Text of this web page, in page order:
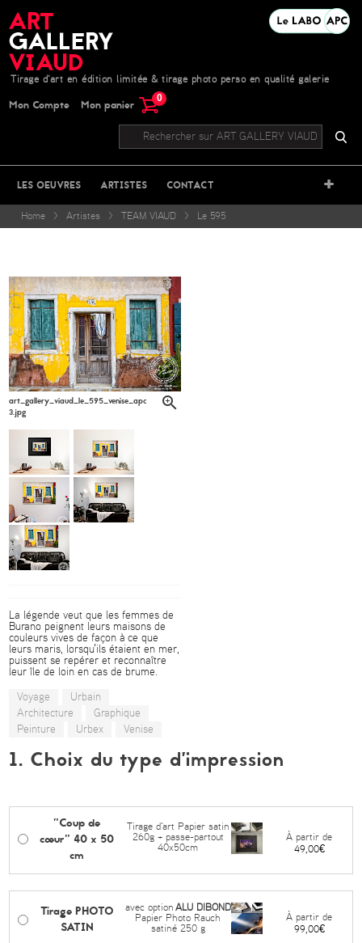
Tirage d'art en édition limitée & tirage photo perso en qualité galerie
Mon Compte Mon panier 0
LES OEUVRES ARTISTES CONTACT +
Home > Artistes > TEAM VIAUD > Le 595
art_gallery_viaud_le_595_venise_apc_viaud6-
3.jpg
La légende veut que les femmes de
Burano peignent leurs maisons de
couleurs vives de façon à ce que
leurs maris, lorsqu'ils étaient en mer,
puissent se repérer et reconnaître
leur île de loin en cas de brume.
Voyage
Urbain
Architecture
Graphique
Peinture
Urbex Venise
1. Choix du type d’impression
"Coup de
cœur" 40 x 50
cm
Tirage d'art Papier satin
260g + passe-partout
40x50cm
À partir de
49,00€
Tirage PHOTO
SATIN
avec option ALU DIBOND
Papier Photo Rauch
satiné 250 g
À partir de
99,00€